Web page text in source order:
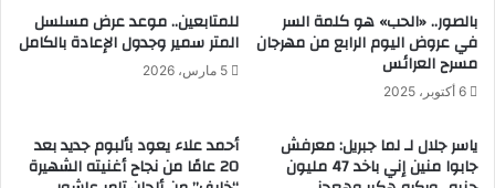
بالصور.. «الحب» هو كلمة السر
في عروض اليوم الرابع من مهرجان
مسرح العرائس
6 أكتوبر، 2025
للمتابعين.. موعد عرض مسلسل
المتر سمير وجدول الإعادة بالكامل
5 مارس، 2026
ياسر جلال لـ لما جبريل: معرفش
جابوا منين إني باخد 47 مليون
أحمد علاء يعود بألبوم جديد بعد
20 عامًا من نجاح أغنيته الشهيرة